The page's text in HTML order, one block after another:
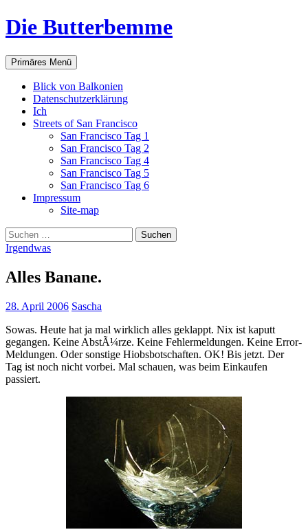
Zum
Inhalt
Die Butterbemme
Suchen
Primäres Menü
Blick von Balkonien
Datenschutzerklärung
Ich
Streets of San Francisco
San Francisco Tag 1
San Francisco Tag 2
San Francisco Tag 4
San Francisco Tag 5
San Francisco Tag 6
Impressum
Site-map
Suchen
nach:
Irgendwas
Alles Banane.
28. April 2006 Sascha
Sowas. Heute hat ja mal wirklich alles geklappt. Nix ist kaputt
gegangen. Keine AbstÃ¼rze. Keine Fehlermeldungen. Keine Error-
Meldungen. Oder sonstige Hiobsbotschaften. OK! Bis jetzt. Der
Tag ist noch nicht vorbei. Mal schauen, was beim Einkaufen
passiert.